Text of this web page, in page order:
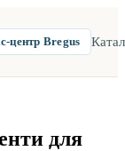
центр Bregus
для